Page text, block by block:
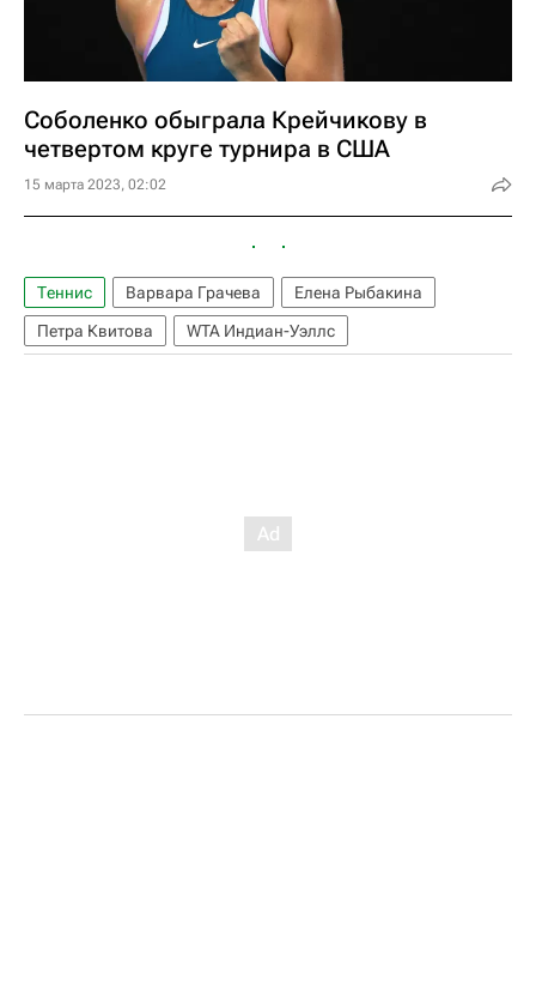
Соболенко обыграла Крейчикову в
четвертом круге турнира в США
15 марта 2023, 02:02
Теннис Варвара Грачева
Елена Рыбакина
Петра Квитова
WTA Индиан-Уэллс